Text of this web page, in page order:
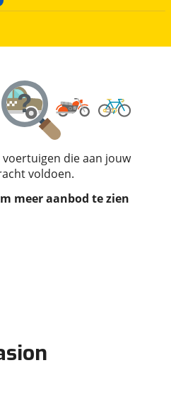
voertuigen die aan jouw
voldoen.
meer aanbod te zien